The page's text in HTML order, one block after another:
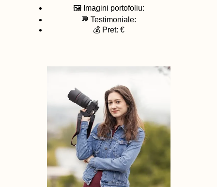
🖼️ Imagini portofoliu:
💬 Testimoniale:
💰 Pret: €